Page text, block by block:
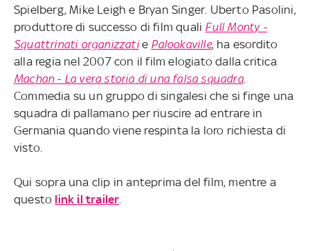
Spielberg, Mike Leigh e Bryan Singer. Uberto Pasolini,
produttore di successo di film quali Full Monty -
Squattrinati organizzatie Palookaville, ha esordito
alla regia nel 2007 con il film elogiato dalla critica
Machan - La vera storia di una falsa squadra.
Commedia su un gruppo di singalesi che si finge una
squadra di pallamano per riuscire ad entrare in
Germania quando viene respinta la loro richiesta di
visto.
Qui sopra una clip in anteprima del film, mentre a
questo link il trailer